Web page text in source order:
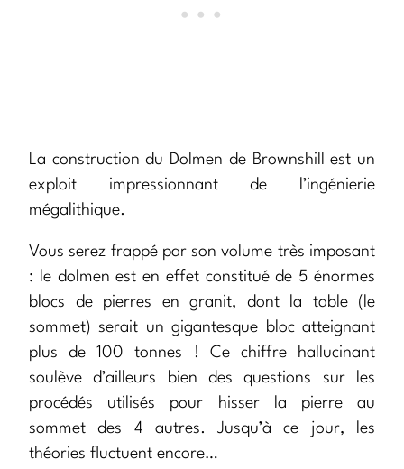
La construction du Dolmen de Brownshill est un
exploit impressionnant de l’ingénierie
mégalithique.
Vous serez frappé par son volume très imposant
: le dolmen est en effet constitué de 5 énormes
blocs de pierres en granit, dont la table (le
sommet) serait un gigantesque bloc atteignant
plus de 100 tonnes ! Ce chiffre hallucinant
soulève d’ailleurs bien des questions sur les
procédés utilisés pour hisser la pierre au
sommet des 4 autres. Jusqu’à ce jour, les
théories fluctuent encore…